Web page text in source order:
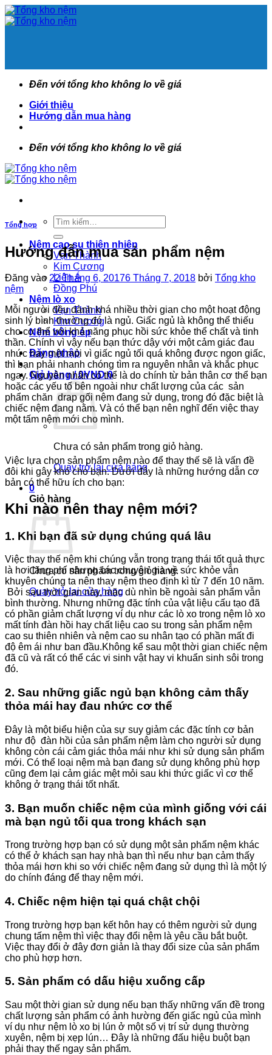
Bỏ
qua
Đến với tổng kho không lo về giá
Giới thiệu
Hướng dẫn mua hàng
Đến với tổng kho không lo về giá
Tìm
kiếm:
Nệm cao su thiên nhiên
Vạn Thành
Kim Cương
Liên Á
Đồng Phú
Nệm lò xo
Vạn Thành
Kim Cương
Nệm bông ép
Đăng nhập
Giỏ hàng /0VND 0
Chưa có sản phẩm trong giỏ hàng.
Quay trở lại cửa hàng
0
Giỏ hàng
Chưa có sản phẩm trong giỏ hàng.
Quay trở lại cửa hàng
Tổng hợp
Hướng đẫn mua sản phẩm nệm
Đăng vào 22 Tháng 6, 20176 Tháng 7, 2018 bởi Tổng kho
nệm
Mỗi người đều dành khá nhiều thời gian cho một hoạt động
sinh lý bình thường đó là ngủ. Giấc ngủ là không thể thiếu
cho cơ thể với khả năng phục hồi sức khỏe thể chất và tinh
thần. Chính vì vậy nếu bạn thức dậy với một cảm giác đau
nhức hay mệt mỏi vì giấc ngủ tối quá không được ngon giấc,
thì bạn phải nhanh chóng tìm ra nguyên nhân và khắc phục
ngay. Nguyên nhân có thể là do chính từ bản thân cơ thể bạn
hoặc các yếu tố bên ngoài như chất lượng của các sản
phẩm chăn drap gối nệm đang sử dụng, trong đó đặc biệt là
chiếc nệm đang nằm. Và có thể bạn nên nghĩ đến việc thay
một tấm nệm mới cho mình.
Việc lựa chọn sản phẩm nệm nào để thay thế sẽ là vấn đề
đôi khi gây khó cho bạn. Dưới đây là những hướng dẫn cơ
bản có thể hữu ích cho bạn:
Khi nào nên thay nệm mới?
1. Khi bạn đã sử dụng chúng quá lâu
Việc thay thế nệm khi chúng vẫn trong trạng thái tốt quả thực
là hơi lãng phí nhưng các chuyên gia về sức khỏe vẫn
khuyên chúng ta nên thay nệm theo định kì từ 7 đến 10 năm.
Bởi sau thời gian này, mặc dù nhìn bề ngoài sản phẩm vẫn
bình thường. Nhưng những đặc tính của vật liệu cấu tạo đã
có phần giảm chất lượng ví dụ như các lò xo trong nệm lò xo
mất tính đàn hồi hay chất liệu cao su trong sản phẩm nệm
cao su thiên nhiên và nệm cao su nhân tạo có phần mất đi
độ êm ái như ban đầu.Không kể sau một thời gian chiếc nệm
đã cũ và rất có thể các vi sinh vật hay vi khuẩn sinh sôi trong
đó.
2. Sau những giấc ngủ bạn không cảm thấy
thỏa mái hay đau nhức cơ thể
Đây là một biểu hiện của sự suy giảm các đặc tính cơ bản
như độ đàn hồi của sản phẩm nệm làm cho người sử dụng
không còn cái cảm giác thỏa mái như khi sử dụng sản phẩm
mới. Có thể loại nệm mà bạn đang sử dụng không phù hợp
cũng đem lại cảm giác mệt mỏi sau khi thức giấc vì cơ thể
không ở trạng thái tốt nhất.
3. Bạn muốn chiếc nệm của mình giống với cái
mà bạn ngủ tối qua trong khách sạn
Trong trường hợp bạn có sử dụng một sản phẩm nệm khác
có thể ở khách sạn hay nhà bạn thì nếu như bạn cảm thấy
thỏa mái hơn khi so với chiếc nệm đang sử dụng thì là một lý
do chính đáng để thay nệm mới.
4. Chiếc nệm hiện tại quá chật chội
Trong trường hợp bạn kết hôn hay có thêm người sử dụng
chung tấm nệm thì việc thay đổi nệm là yêu cầu bắt buột.
Việc thay đổi ở đây đơn giản là thay đổi size của sản phẩm
cho phù hợp hơn.
5. Sản phẩm có dấu hiệu xuống cấp
Sau một thời gian sử dụng nếu bạn thấy những vấn đề trong
chất lượng sản phẩm có ảnh hường đến giấc ngủ của mình
ví dụ như nệm lò xo bị lún ở một số vị trí sử dụng thường
xuyên, nệm bị xẹp lún… Đây là những đấu hiệu buột bạn
phải thay thế ngay sản phẩm.